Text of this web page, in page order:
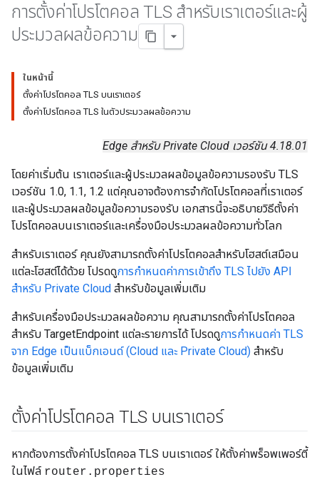
การตั้งค่าโปรโตคอล TLS สําหรับเราเตอร์และผู้
ประมวลผลข้อความ
ในหน้านี้
ตั้งค่าโปรโตคอล TLS บนเราเตอร์
ตั้งค่าโปรโตคอล TLS ในตัวประมวลผลข้อความ
Edge สำหรับ Private Cloud เวอร์ชัน 4.18.01
โดยค่าเริ่มต้น เราเตอร์และผู้ประมวลผลข้อมูลข้อความรองรับ TLS
เวอร์ชัน 1.0, 1.1, 1.2 แต่คุณอาจต้องการจำกัดโปรโตคอลที่เราเตอร์
และผู้ประมวลผลข้อมูลข้อความรองรับ เอกสารนี้จะอธิบายวิธีตั้งค่า
โปรโตคอลบนเราเตอร์และเครื่องมือประมวลผลข้อความทั่วโลก
สำหรับเราเตอร์ คุณยังสามารถตั้งค่าโปรโตคอลสำหรับโฮสต์เสมือน
แต่ละโฮสต์ได้ด้วย โปรดดูการกำหนดค่าการเข้าถึง TLS ไปยัง API
สำหรับ Private Cloud สำหรับข้อมูลเพิ่มเติม
สำหรับเครื่องมือประมวลผลข้อความ คุณสามารถตั้งค่าโปรโตคอล
สำหรับ TargetEndpoint แต่ละรายการได้ โปรดดูการกำหนดค่า TLS
จาก Edge เป็นแบ็กเอนด์ (Cloud และ Private Cloud) สำหรับ
ข้อมูลเพิ่มเติม
ตั้งค่าโปรโตคอล TLS บนเราเตอร์
หากต้องการตั้งค่าโปรโตคอล TLS บนเราเตอร์ ให้ตั้งค่าพร็อพเพอร์ตี้
ในไฟล์ router.properties